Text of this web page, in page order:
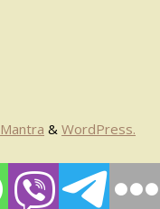
Mantra & WordPress.